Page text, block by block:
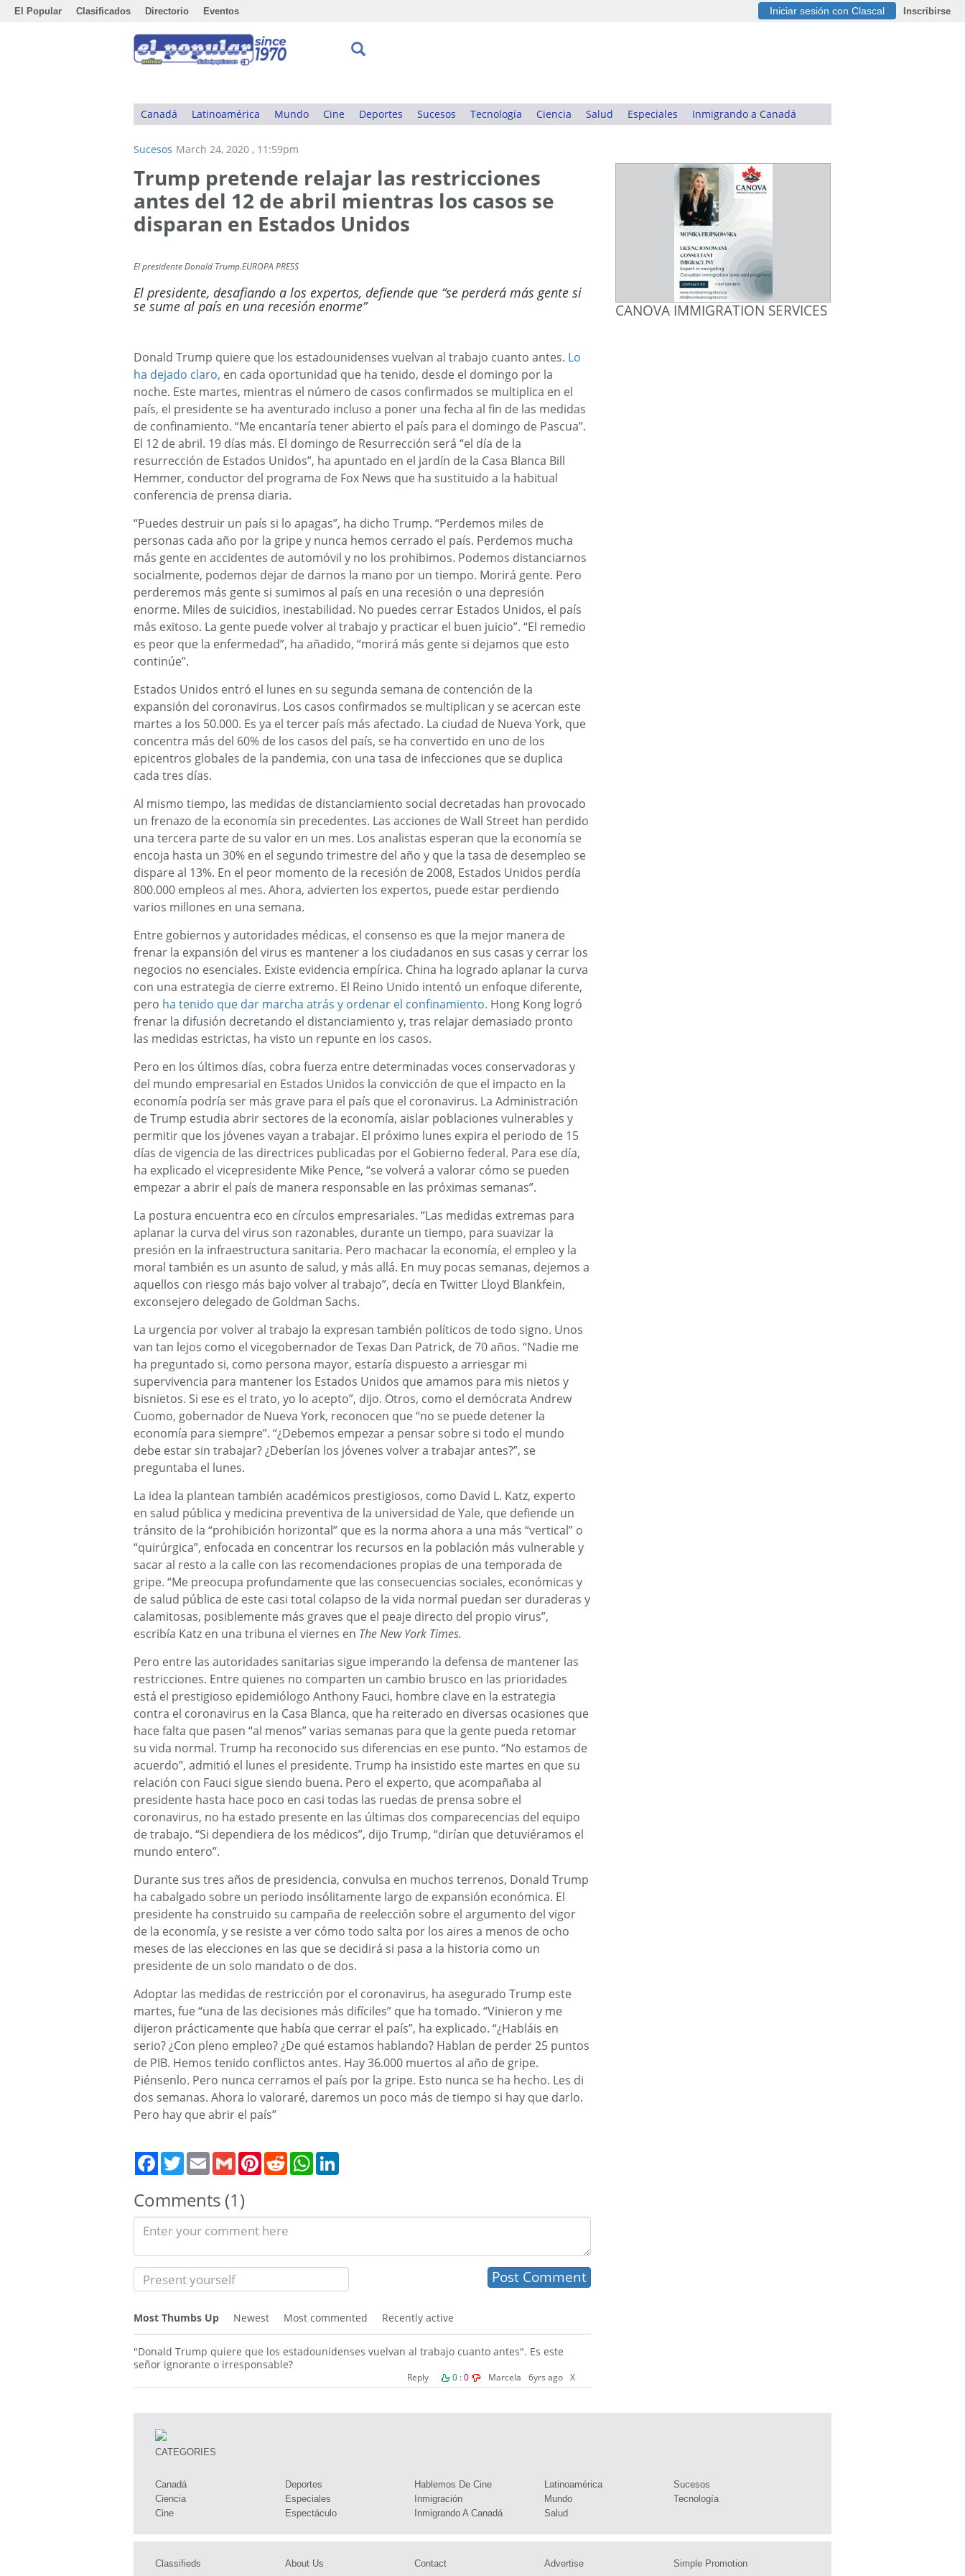
El Popular Clasificados Directorio Eventos Iniciar sesión con Clascal Inscribirse
Canadá Latinoamérica Mundo Cine Deportes Sucesos Tecnología Ciencia Salud Especiales Inmigrando a Canadá
Sucesos March 24, 2020 , 11:59pm
Trump pretende relajar las restricciones
antes del 12 de abril mientras los casos se
disparan en Estados Unidos
El presidente Donald Trump.EUROPA PRESS
El presidente, desafiando a los expertos, defiende que “se perderá más gente si
se sume al país en una recesión enorme”
Donald Trump quiere que los estadounidenses vuelvan al trabajo cuanto antes. Lo
ha dejado claro, en cada oportunidad que ha tenido, desde el domingo por la
noche. Este martes, mientras el número de casos confirmados se multiplica en el
país, el presidente se ha aventurado incluso a poner una fecha al fin de las medidas
de confinamiento. “Me encantaría tener abierto el país para el domingo de Pascua”.
El 12 de abril. 19 días más. El domingo de Resurrección será “el día de la
resurrección de Estados Unidos”, ha apuntado en el jardín de la Casa Blanca Bill
Hemmer, conductor del programa de Fox News que ha sustituido a la habitual
conferencia de prensa diaria.
“Puedes destruir un país si lo apagas”, ha dicho Trump. “Perdemos miles de
personas cada año por la gripe y nunca hemos cerrado el país. Perdemos mucha
más gente en accidentes de automóvil y no los prohibimos. Podemos distanciarnos
socialmente, podemos dejar de darnos la mano por un tiempo. Morirá gente. Pero
perderemos más gente si sumimos al país en una recesión o una depresión
enorme. Miles de suicidios, inestabilidad. No puedes cerrar Estados Unidos, el país
más exitoso. La gente puede volver al trabajo y practicar el buen juicio”. “El remedio
es peor que la enfermedad”, ha añadido, “morirá más gente si dejamos que esto
continúe”.
Estados Unidos entró el lunes en su segunda semana de contención de la
expansión del coronavirus. Los casos confirmados se multiplican y se acercan este
martes a los 50.000. Es ya el tercer país más afectado. La ciudad de Nueva York, que
concentra más del 60% de los casos del país, se ha convertido en uno de los
epicentros globales de la pandemia, con una tasa de infecciones que se duplica
cada tres días.
Al mismo tiempo, las medidas de distanciamiento social decretadas han provocado
un frenazo de la economía sin precedentes. Las acciones de Wall Street han perdido
una tercera parte de su valor en un mes. Los analistas esperan que la economía se
encoja hasta un 30% en el segundo trimestre del año y que la tasa de desempleo se
dispare al 13%. En el peor momento de la recesión de 2008, Estados Unidos perdía
800.000 empleos al mes. Ahora, advierten los expertos, puede estar perdiendo
varios millones en una semana.
Entre gobiernos y autoridades médicas, el consenso es que la mejor manera de
frenar la expansión del virus es mantener a los ciudadanos en sus casas y cerrar los
negocios no esenciales. Existe evidencia empírica. China ha logrado aplanar la curva
con una estrategia de cierre extremo. El Reino Unido intentó un enfoque diferente,
pero ha tenido que dar marcha atrás y ordenar el confinamiento. Hong Kong logró
frenar la difusión decretando el distanciamiento y, tras relajar demasiado pronto
las medidas estrictas, ha visto un repunte en los casos.
Pero en los últimos días, cobra fuerza entre determinadas voces conservadoras y
del mundo empresarial en Estados Unidos la convicción de que el impacto en la
economía podría ser más grave para el país que el coronavirus. La Administración
de Trump estudia abrir sectores de la economía, aislar poblaciones vulnerables y
permitir que los jóvenes vayan a trabajar. El próximo lunes expira el periodo de 15
días de vigencia de las directrices publicadas por el Gobierno federal. Para ese día,
ha explicado el vicepresidente Mike Pence, “se volverá a valorar cómo se pueden
empezar a abrir el país de manera responsable en las próximas semanas”.
La postura encuentra eco en círculos empresariales. “Las medidas extremas para
aplanar la curva del virus son razonables, durante un tiempo, para suavizar la
presión en la infraestructura sanitaria. Pero machacar la economía, el empleo y la
moral también es un asunto de salud, y más allá. En muy pocas semanas, dejemos a
aquellos con riesgo más bajo volver al trabajo”, decía en Twitter Lloyd Blankfein,
exconsejero delegado de Goldman Sachs.
La urgencia por volver al trabajo la expresan también políticos de todo signo. Unos
van tan lejos como el vicegobernador de Texas Dan Patrick, de 70 años. “Nadie me
ha preguntado si, como persona mayor, estaría dispuesto a arriesgar mi
supervivencia para mantener los Estados Unidos que amamos para mis nietos y
bisnietos. Si ese es el trato, yo lo acepto”, dijo. Otros, como el demócrata Andrew
Cuomo, gobernador de Nueva York, reconocen que “no se puede detener la
economía para siempre”. “¿Debemos empezar a pensar sobre si todo el mundo
debe estar sin trabajar? ¿Deberían los jóvenes volver a trabajar antes?”, se
preguntaba el lunes.
La idea la plantean también académicos prestigiosos, como David L. Katz, experto
en salud pública y medicina preventiva de la universidad de Yale, que defiende un
tránsito de la “prohibición horizontal” que es la norma ahora a una más “vertical” o
“quirúrgica”, enfocada en concentrar los recursos en la población más vulnerable y
sacar al resto a la calle con las recomendaciones propias de una temporada de
gripe. “Me preocupa profundamente que las consecuencias sociales, económicas y
de salud pública de este casi total colapso de la vida normal puedan ser duraderas y
calamitosas, posiblemente más graves que el peaje directo del propio virus”,
escribía Katz en una tribuna el viernes en The New York Times.
Pero entre las autoridades sanitarias sigue imperando la defensa de mantener las
restricciones. Entre quienes no comparten un cambio brusco en las prioridades
está el prestigioso epidemiólogo Anthony Fauci, hombre clave en la estrategia
contra el coronavirus en la Casa Blanca, que ha reiterado en diversas ocasiones que
hace falta que pasen “al menos” varias semanas para que la gente pueda retomar
su vida normal. Trump ha reconocido sus diferencias en ese punto. “No estamos de
acuerdo”, admitió el lunes el presidente. Trump ha insistido este martes en que su
relación con Fauci sigue siendo buena. Pero el experto, que acompañaba al
presidente hasta hace poco en casi todas las ruedas de prensa sobre el
coronavirus, no ha estado presente en las últimas dos comparecencias del equipo
de trabajo. “Si dependiera de los médicos”, dijo Trump, “dirían que detuviéramos el
mundo entero”.
Durante sus tres años de presidencia, convulsa en muchos terrenos, Donald Trump
ha cabalgado sobre un periodo insólitamente largo de expansión económica. El
presidente ha construido su campaña de reelección sobre el argumento del vigor
de la economía, y se resiste a ver cómo todo salta por los aires a menos de ocho
meses de las elecciones en las que se decidirá si pasa a la historia como un
presidente de un solo mandato o de dos.
Adoptar las medidas de restricción por el coronavirus, ha asegurado Trump este
martes, fue “una de las decisiones más difíciles” que ha tomado. “Vinieron y me
dijeron prácticamente que había que cerrar el país”, ha explicado. “¿Habláis en
serio? ¿Con pleno empleo? ¿De qué estamos hablando? Hablan de perder 25 puntos
de PIB. Hemos tenido conflictos antes. Hay 36.000 muertos al año de gripe.
Piénsenlo. Pero nunca cerramos el país por la gripe. Esto nunca se ha hecho. Les di
dos semanas. Ahora lo valoraré, daremos un poco más de tiempo si hay que darlo.
Pero hay que abrir el país”
TwitterEmail Gmail PinterestRedditWhatsApp
Comments (1)
Most Thumbs Up Newest Most commented Recently active
"Donald Trump quiere que los estadounidenses vuelvan al trabajo cuanto antes". Es este
señor ignorante o irresponsable?
Reply 0:0 Marcela 6yrs ago X
CANOVA IMMIGRATION SERVICES
CATEGORIES
Canadá
Ciencia
Cine
Deportes
Especiales
Espectáculo
Hablemos De Cine
Inmigración
Inmigrando A Canadá
Latinoamérica
Mundo
Salud
Sucesos
Tecnología
Classifieds About Us Contact Advertise Simple Promotion